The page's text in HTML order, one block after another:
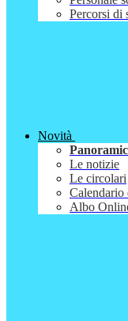
Percorsi di
Novità
Le notizie
Le circolari
Calendario
Albo